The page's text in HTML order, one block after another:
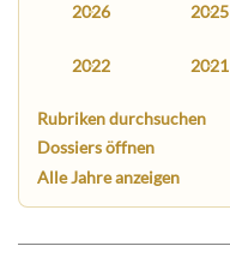
2026 2025
2022 2021
Rubriken durchsuchen
Dossiers öffnen
Alle Jahre anzeigen